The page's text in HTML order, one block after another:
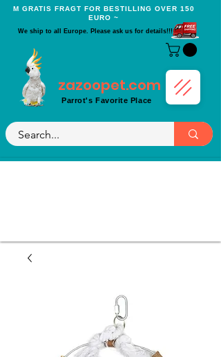
Μ GRATIS FRAGT FOR BESTILLING OVER 150
EURO ~
We ship to all Europe. Please ask us for details!!!
zazoopet.com
Parrot's Favorite Place